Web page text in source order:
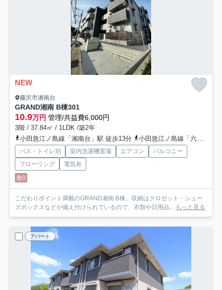
NEW
藤沢市湘南台
GRAND湘南 B棟301
10.9万円 管理/共益費6,000円
3階 / 37.84㎡ / 1LDK /築2年
小田急江ノ島線「湘南台」駅 徒歩13分
小田急江ノ島線「六会日大前」駅 徒歩19分
バス・トイレ別 室内洗濯機置場 エアコン
バルコニー
フローリング
電気有
敷0
こだわりポイント満載のGRAND湘南 B棟。収納はクロゼット・シュー
ズボックスなどが備え付けられているので、衣類や日用品... もっと見る
アパート